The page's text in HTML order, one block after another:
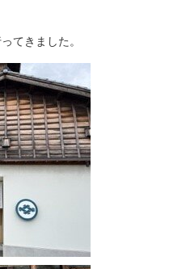
てきました。